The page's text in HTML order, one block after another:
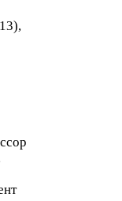
),